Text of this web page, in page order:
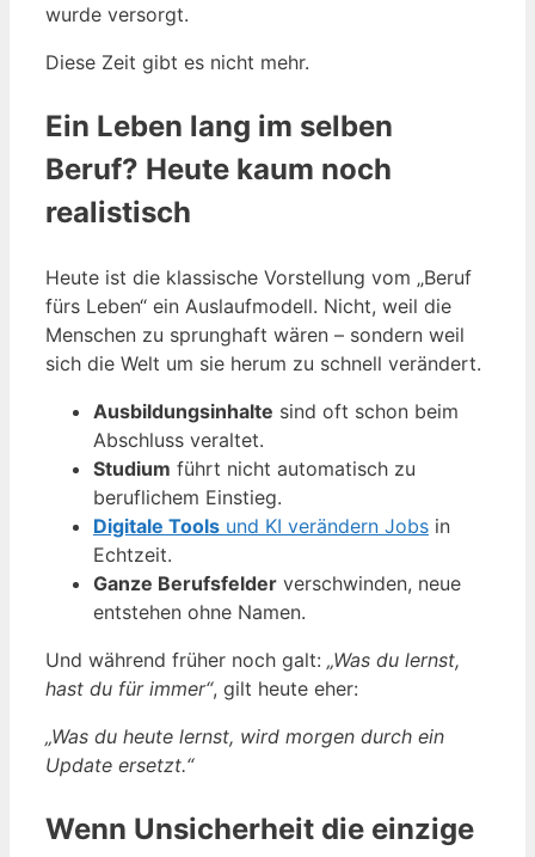
wurde versorgt.
Diese Zeit gibt es nicht mehr.
Ein Leben lang im selben
Beruf? Heute kaum noch
realistisch
Heute ist die klassische Vorstellung vom „Beruf
fürs Leben“ ein Auslaufmodell. Nicht, weil die
Menschen zu sprunghaft wären – sondern weil
sich die Welt um sie herum zu schnell verändert.
Ausbildungsinhalte sind oft schon beim
Abschluss veraltet.
Studium führt nicht automatisch zu
beruflichem Einstieg.
Digitale Tools und KI verändern Jobs in
Echtzeit.
Ganze Berufsfelder verschwinden, neue
entstehen ohne Namen.
Und während früher noch galt: „Was du lernst,
hast du für immer“, gilt heute eher:
„Was du heute lernst, wird morgen durch ein
Update ersetzt.“
Wenn Unsicherheit die einzige